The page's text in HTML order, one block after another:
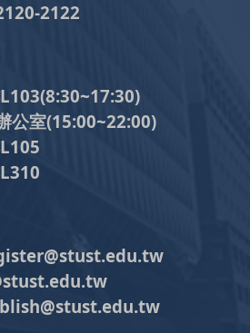
2122
(8:30~17:30)
(15:00~22:00)